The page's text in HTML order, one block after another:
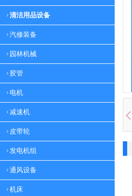
清洁用品设备
汽修装备
园林机械
胶管
电机
减速机
皮带轮
发电机组
通风设备
机床